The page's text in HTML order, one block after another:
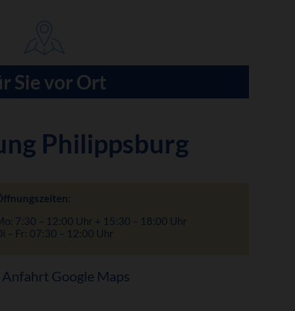
Sie vor Ort
Philippsburg
7:30 – 12:00 Uhr + 15:30 – 18:00 Uhr
– Fr: 07:30 – 12:00 Uhr
Anfahrt Google Maps